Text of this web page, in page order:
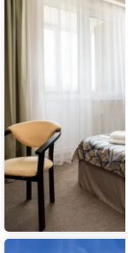
Сезоны
Семейный
LAVICON